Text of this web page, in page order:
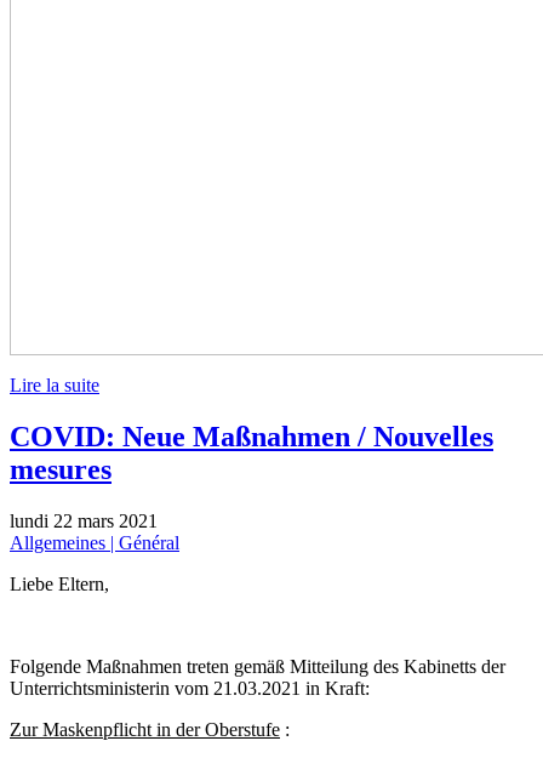
Lire la suite
COVID: Neue Maßnahmen / Nouvelles
mesures
lundi 22 mars 2021
Allgemeines | Général
Liebe Eltern,
Folgende Maßnahmen treten gemäß Mitteilung des Kabinetts der
Unterrichtsministerin vom 21.03.2021 in Kraft:
Zur Maskenpflicht in der Oberstufe :